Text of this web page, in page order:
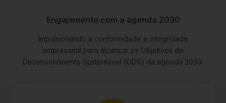
Engajamento com a agenda 2030
Impulsionando a conformidade e integridade
empresarial para alcançar os Objetivos de
Desenvolvimento Sustentável (ODS) da agenda 2030.